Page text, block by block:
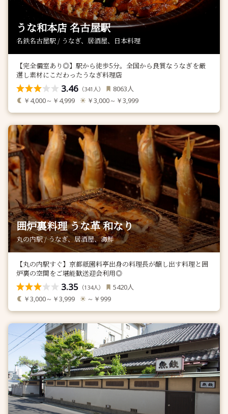
うな和本店 名古屋駅
名鉄名古屋駅 / うなぎ、居酒屋、日本料理
【完全個室あり◎】駅から徒歩5分。全国から良質なうなぎを厳
選し素材にこだわったうなぎ料理店
3.46 （341 人） 8063人
￥4,000～￥4,999 ￥3,000～￥3,999
囲炉裏料理 うな革 和なり
丸の内駅 / うなぎ、居酒屋、海鮮
【丸の内駅すぐ】京都祇園料亭出身の料理長が醸し出す料理と囲
炉裏の空間をご堪能歓送迎会利用◎
3.35 （134人） 5420人
￥3,000～￥3,999 ～￥999